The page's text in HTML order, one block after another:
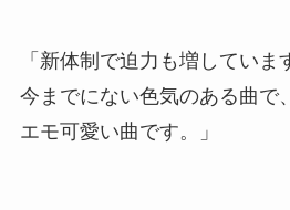
「新体制で迫力も増してい
今までにない色気のある曲で
エモ可愛い曲です。」